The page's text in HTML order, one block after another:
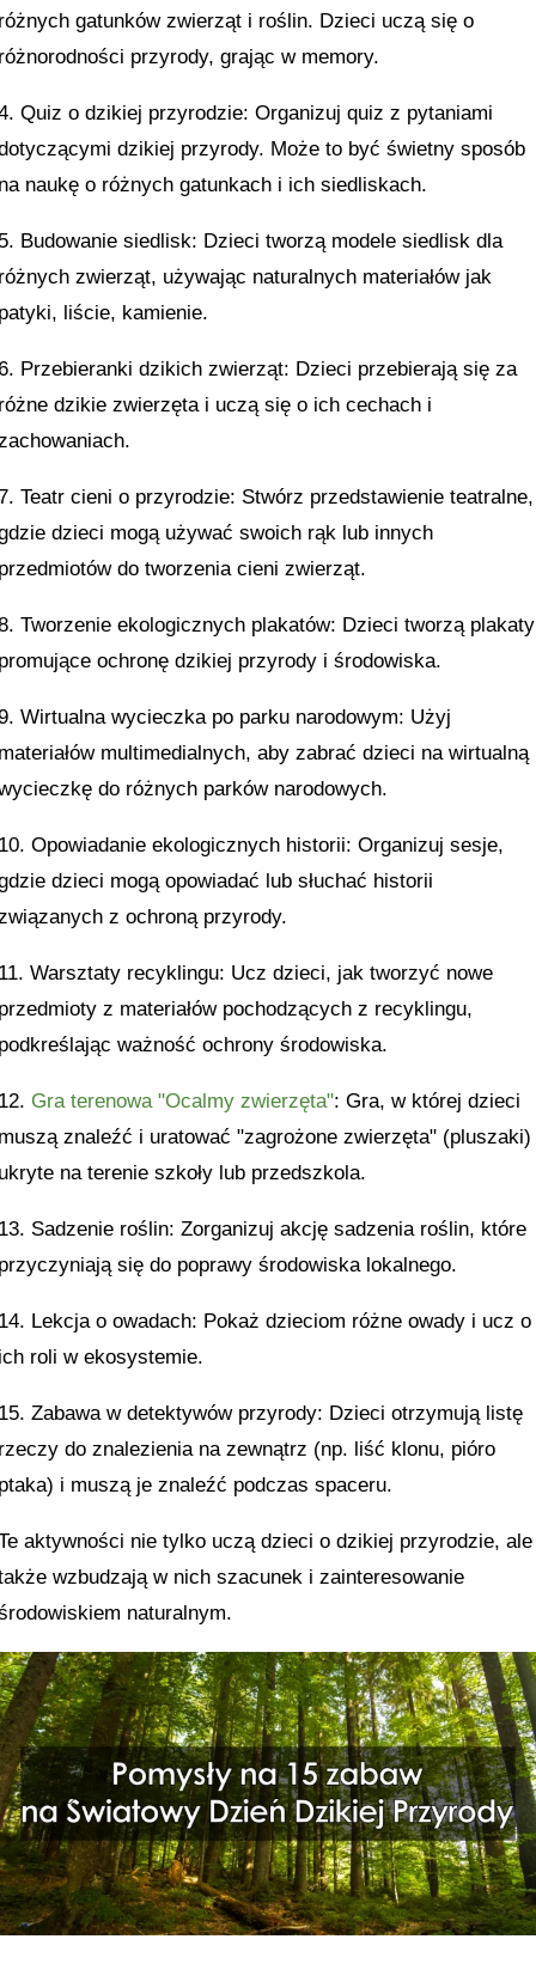
gatunków zwierząt i roślin. Dzieci uczą się o
przyrody, grając w memory.
Quiz o dzikiej przyrodzie: Organizuj quiz z pytaniami
dzikiej przyrody. Może to być świetny sposób
naukę o różnych gatunkach i ich siedliskach.
Budowanie siedlisk: Dzieci tworzą modele siedlisk dla
zwierząt, używając naturalnych materiałów jak
liście, kamienie.
Przebieranki dzikich zwierząt: Dzieci przebierają się za
dzikie zwierzęta i uczą się o ich cechach i
Teatr cieni o przyrodzie: Stwórz przedstawienie teatralne,
dzieci mogą używać swoich rąk lub innych
do tworzenia cieni zwierząt.
Tworzenie ekologicznych plakatów: Dzieci tworzą plakaty
ochronę dzikiej przyrody i środowiska.
Wirtualna wycieczka po parku narodowym: Użyj
multimedialnych, aby zabrać dzieci na wirtualną
do różnych parków narodowych.
Opowiadanie ekologicznych historii: Organizuj sesje,
dzieci mogą opowiadać lub słuchać historii
z ochroną przyrody.
Warsztaty recyklingu: Ucz dzieci, jak tworzyć nowe
z materiałów pochodzących z recyklingu,
ważność ochrony środowiska.
Gra terenowa "Ocalmy zwierzęta": Gra, w której dzieci
znaleźć i uratować "zagrożone zwierzęta" (pluszaki)
na terenie szkoły lub przedszkola.
Sadzenie roślin: Zorganizuj akcję sadzenia roślin, które
się do poprawy środowiska lokalnego.
Lekcja o owadach: Pokaż dzieciom różne owady i ucz o
roli w ekosystemie.
Zabawa w detektywów przyrody: Dzieci otrzymują listę
do znalezienia na zewnątrz (np. liść klonu, pióro
i muszą je znaleźć podczas spaceru.
aktywności nie tylko uczą dzieci o dzikiej przyrodzie, ale
wzbudzają w nich szacunek i zainteresowanie
naturalnym.